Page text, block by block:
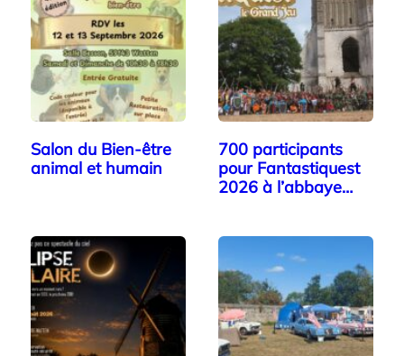
Salon du Bien-être
animal et humain
700 participants
pour Fantastiquest
2026 à l’abbaye…